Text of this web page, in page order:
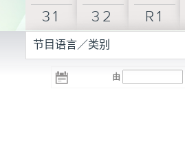
31 32 R1
节目语言／类别
由